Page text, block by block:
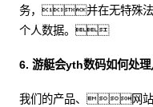
务，并在无特殊法
个人数据。
6. 游艇会yth数码如何处
我们的产品、网